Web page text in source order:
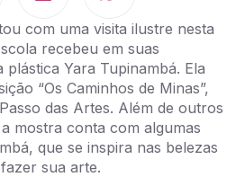
com uma visita ilustre nesta
recebeu em suas
plástica Yara Tupinambá. Ela
“Os Caminhos de Minas”,
das Artes. Além de outros
mostra conta com algumas
que se inspira nas belezas
sua arte.